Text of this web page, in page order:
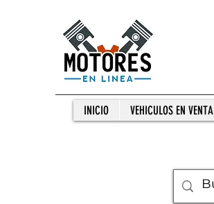
INICIO VEHICULOS EN VENTA